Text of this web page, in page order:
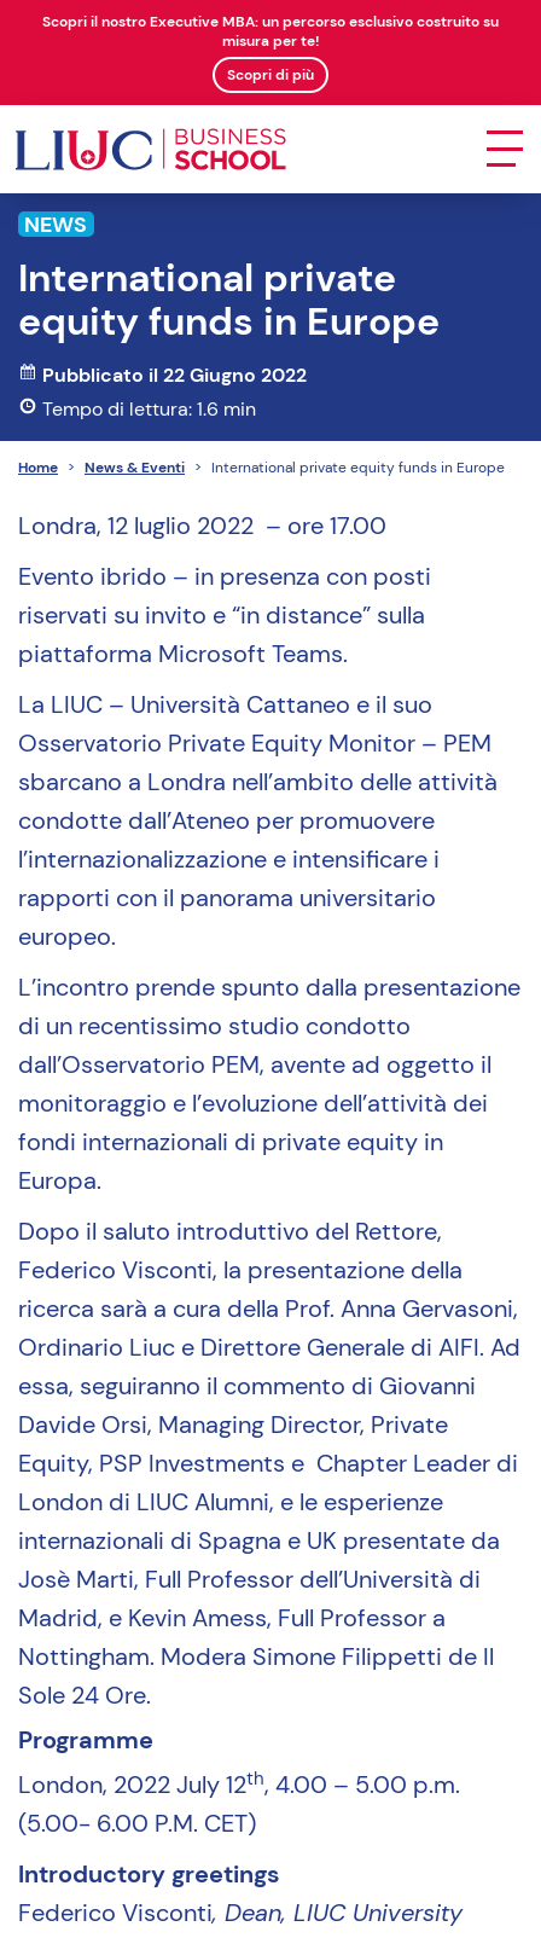
Scopri il nostro Executive MBA: un percorso esclusivo costruito su
misura per te!
Scopri di più
NEWS
International private
equity funds in Europe
Pubblicato il 22 Giugno 2022
Tempo di lettura: 1.6 min
Home > News & Eventi > International private equity funds in Europe
Londra, 12 luglio 2022 – ore 17.00
Evento ibrido – in presenza con posti
riservati su invito e “in distance” sulla
piattaforma Microsoft Teams.
La LIUC – Università Cattaneo e il suo
Osservatorio Private Equity Monitor – PEM
sbarcano a Londra nell’ambito delle attività
condotte dall’Ateneo per promuovere
l’internazionalizzazione e intensificare i
rapporti con il panorama universitario
europeo.
L’incontro prende spunto dalla presentazione
di un recentissimo studio condotto
dall’Osservatorio PEM, avente ad oggetto il
monitoraggio e l’evoluzione dell’attività dei
fondi internazionali di private equity in
Europa.
Dopo il saluto introduttivo del Rettore,
Federico Visconti, la presentazione della
ricerca sarà a cura della Prof. Anna Gervasoni,
Ordinario Liuc e Direttore Generale di AIFI. Ad
essa, seguiranno il commento di Giovanni
Davide Orsi, Managing Director, Private
Equity, PSP Investments e Chapter Leader di
London di LIUC Alumni, e le esperienze
internazionali di Spagna e UK presentate da
Josè Marti, Full Professor dell’Università di
Madrid, e Kevin Amess, Full Professor a
Nottingham. Modera Simone Filippetti de Il
Sole 24 Ore.
Programme
London, 2022 July 12th, 4.00 – 5.00 p.m.
(5.00- 6.00 P.M. CET)
Introductory greetings
Federico Visconti, Dean, LIUC University